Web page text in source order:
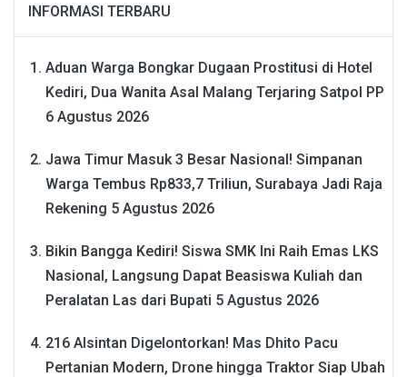
INFORMASI TERBARU
Aduan Warga Bongkar Dugaan Prostitusi di Hotel
Kediri, Dua Wanita Asal Malang Terjaring Satpol PP
6 Agustus 2026
Jawa Timur Masuk 3 Besar Nasional! Simpanan
Warga Tembus Rp833,7 Triliun, Surabaya Jadi Raja
Rekening 5 Agustus 2026
Bikin Bangga Kediri! Siswa SMK Ini Raih Emas LKS
Nasional, Langsung Dapat Beasiswa Kuliah dan
Peralatan Las dari Bupati 5 Agustus 2026
216 Alsintan Digelontorkan! Mas Dhito Pacu
Pertanian Modern, Drone hingga Traktor Siap Ubah